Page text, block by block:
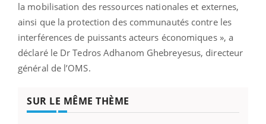
la mobilisation des ressources nationales et externes,
ainsi que la protection des communautés contre les
interférences de puissants acteurs économiques », a
déclaré le Dr Tedros Adhanom Ghebreyesus, directeur
général de l’OMS.
SUR LE MÊME THÈME